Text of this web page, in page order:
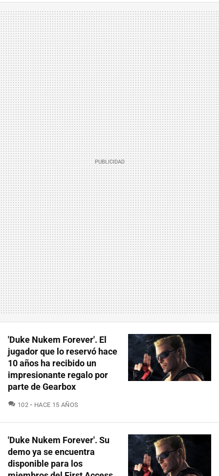
'Duke Nukem Forever'. El
jugador que lo reservó hace
10 años ha recibido un
impresionante regalo por
parte de Gearbox
102COMENTARIOS
HACE 15 AÑOS
'Duke Nukem Forever'. Su
demo ya se encuentra
disponible para los